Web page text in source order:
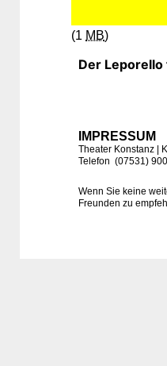
(1 MB)
Der
IMPRESSUM
Theater Konstanz |
Telefon (07531)
Wenn Sie keine
Freunden zu